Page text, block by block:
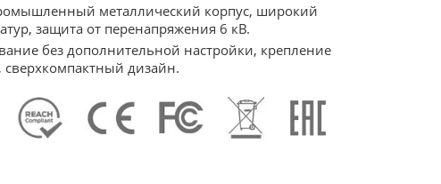
металлический корпус, широкий
защита от перенапряжения 6 кВ.
без дополнительной настройки, крепление
сверхкомпактный дизайн.